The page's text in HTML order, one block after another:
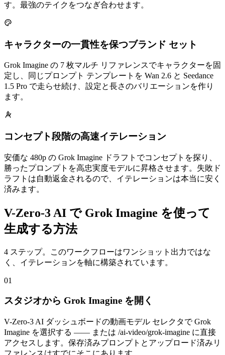
す。最強のテイクをつなぎ合わせます。
キャラクターの一貫性を保つブランド セット
Grok Imagine の 7 枚マルチ リファレンスでキャラクターを固
定し、同じプロンプト テンプレートを Wan 2.6 と Seedance
1.5 Pro で走らせ続け、設定と長さのバリエーションを作り
ます。
コンセプト段階の高速イテレーション
安価な 480p の Grok Imagine ドラフトでコンセプトを探り、
勝ったプロンプトを高忠実度モデルに昇格させます。失敗ド
ラフトは自動返金されるので、イテレーションは本当に安く
済みます。
V-Zero-3 AI で Grok Imagine を使って
生成する方法
4 ステップ。このワークフローはワンショット出力ではな
く、イテレーションを軸に構築されています。
01
スタジオから Grok Imagine を開く
V-Zero-3 AI ダッシュボードの動画モデル セレクタで Grok
Imagine を選択する —— または /ai-video/grok-imagine に直接
アクセスします。保存済みプロンプトとアップロード済みリ